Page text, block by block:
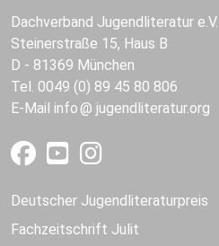
Dachverband Jugendliteratur e.V.
Steinerstraße 15, Haus B
D - 81369 München
Tel. 0049 (0) 89 45 80 806
E-Mail info jugendliteratur.org
Deutscher Jugendliteraturpreis
Fachzeitschrift Julit